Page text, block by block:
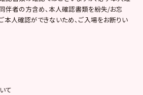
伴者の方含め、本人確認書類を紛失/お忘
本人確認ができないため、ご入場をお断りい
て